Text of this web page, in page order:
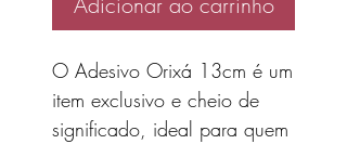
O Adesivo Orixá 13cm é um
item exclusivo e cheio de
significado, ideal para quem